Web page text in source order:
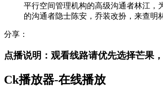
平行空间管理机构的高级沟通者林江，
的沟通者隐士陈安，乔装改扮，来查明
分享：
点播说明 ：观看线路请优先选择芒果
Ck播放器-在线播放